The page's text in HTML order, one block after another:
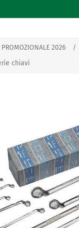
PROMOZIONALE 2026
/
chiavi